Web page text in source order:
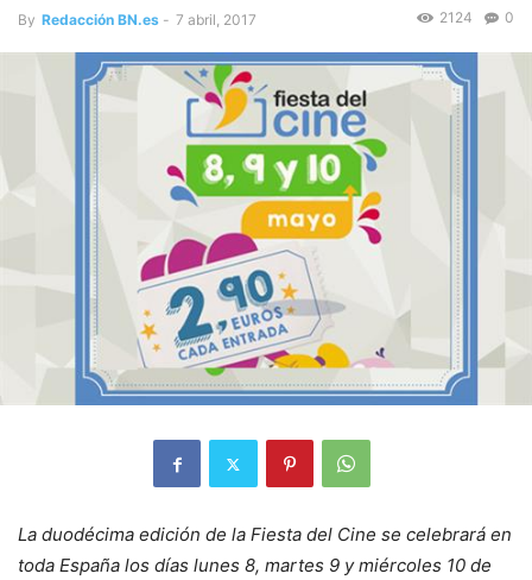
By Redacción BN.es - 7 abril, 2017 0
2124
La duodécima edición de la Fiesta del Cine se celebrará en
toda España los días lunes 8, martes 9 y miércoles 10 de